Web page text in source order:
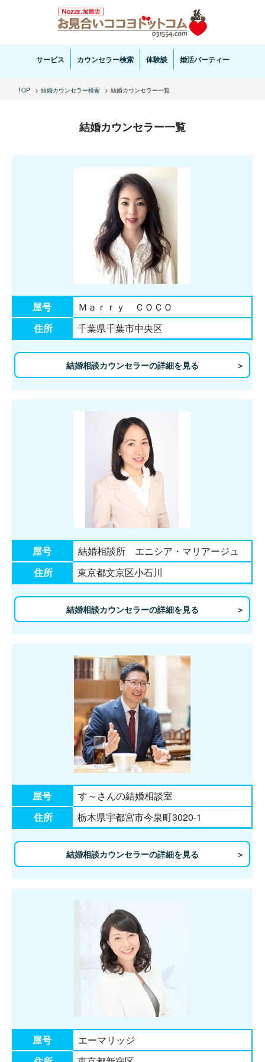
お見合い・結婚相談ならお見合いココヨドットコムへ。専任の結婚カウンセラーがサポートいた
します。
サービス カウンセラー検索 体験談 婚活パーティー
TOP 結婚カウンセラー検索 結婚カウンセラー一覧
結婚カウンセラー一覧
屋号
Ｍａｒｒｙ ＣＯＣＯ
住所
千葉県千葉市中央区
結婚相談カウンセラーの詳細を見る
屋号
結婚相談所 エニシア・マリアージュ
住所
東京都文京区小石川
結婚相談カウンセラーの詳細を見る
屋号
す～さんの結婚相談室
住所
栃木県宇都宮市今泉町3020-1
結婚相談カウンセラーの詳細を見る
屋号
エーマリッジ